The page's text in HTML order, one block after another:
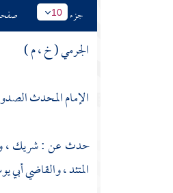
جزء 10
الجرمي ( خ ، م )
الإمام المحدث
حدث عن :شريك،
المتئد،والقاضي أبي